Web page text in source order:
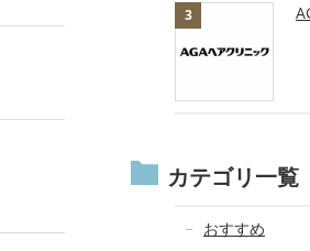
カテゴリ一覧
おすすめ